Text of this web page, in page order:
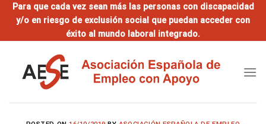
SaltarPara que cada vez sean más las personas con discapacidad
y/o en riesgo de exclusión social que puedan acceder con
éxito al mundo laboral integrado.